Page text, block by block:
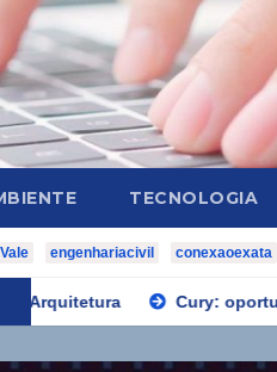
TECNOLOGIA
Vale engenhariacivil conexaoexata
Cury: oportunidade para